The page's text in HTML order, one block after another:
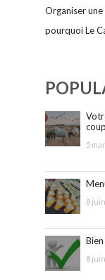
Organiser une
pourquoi Le
5
8
8